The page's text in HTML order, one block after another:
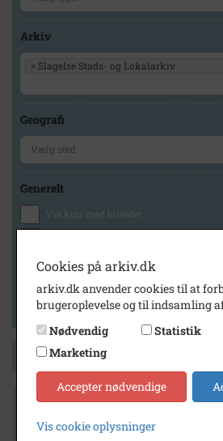
Arkiv
× Slagelse Stads- og Lokalarkiv
Geografi
Generelt
Vis kun med billeder
Vis kun med lydklip
Vis kun med kilder
Vis kun med geo-tag
Side 1 af 1
Antvorskov
Cookies på arkiv.dk
arkiv.dk anvender cookies til at
brugeroplevelse og til indsamling
Nødvendig
Statistik
Marketing
Accepter nødvendige
Vis cookie oplysninger